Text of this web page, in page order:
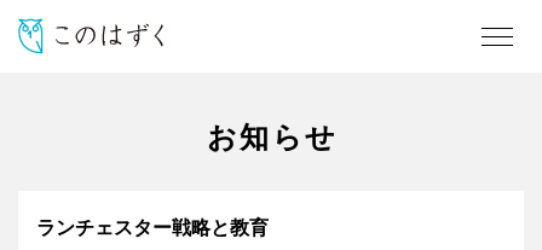
お知らせ
ランチェスター戦略と教育